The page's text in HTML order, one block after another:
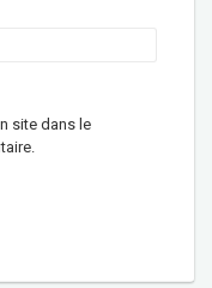
site dans le